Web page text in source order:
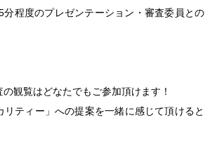
程度のプレゼンテーション・審査委員との
観覧はどなたでもご参加頂けます！
リティー」への提案を一緒に感じて頂けると